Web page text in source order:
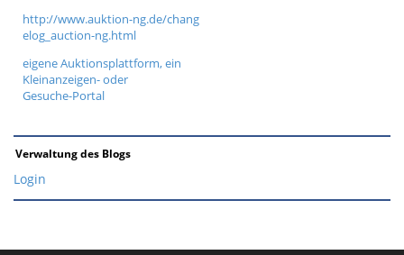
http://www.auktion-ng.de/chang
elog_auction-ng.html
eigene Auktionsplattform, ein
Kleinanzeigen- oder
Gesuche-Portal
Verwaltung des Blogs
Login